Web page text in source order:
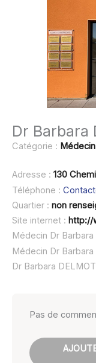
Dr Barbara
Catégorie :
Adresse : 130
Téléphone :
Quartier : non
Site internet : http://
Médecin Dr
Médecin Dr
Pas de